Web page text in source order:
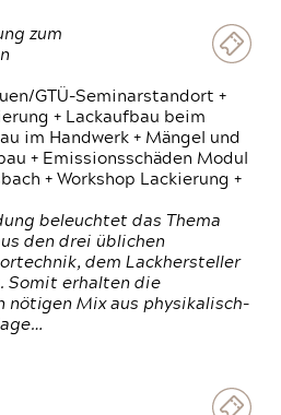
zum
GTÜ-Seminarstandort +
+ Lackaufbau beim
im Handwerk + Mängel und
+ Emissionsschäden Modul
+ Workshop Lackierung +
beleuchtet das Thema
den drei üblichen
dem Lackhersteller
Somit erhalten die
nötigen Mix aus physikalisch-